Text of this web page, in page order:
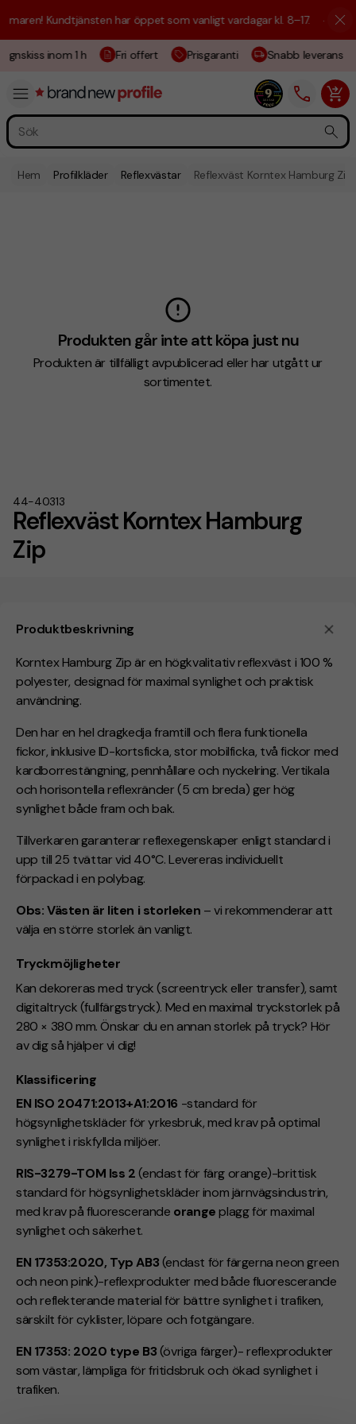
Kundtjänsten har öppet som vanligt vardagar kl. 8–17. ☀️ Vi är
inom 1 h Fri offert Prisgaranti Snabb leverans
Hem Profilkläder Reflexvästar Reflexväst Korntex Hamburg Zip
Reflexväst Korntex Hamburg
Zip
44-40313
Produkten går inte att köpa just nu
Produkten är tillfälligt avpublicerad eller har utgått ur
sortimentet.
Produktbeskrivning
Korntex Hamburg Zip är en högkvalitativ reflexväst i 100 %
polyester, designad för maximal synlighet och praktisk
användning.
Den har en hel dragkedja framtill och flera funktionella
fickor, inklusive ID-kortsficka, stor mobilficka, två fickor med
kardborrestängning, pennhållare och nyckelring. Vertikala
och horisontella reflexränder (5 cm breda) ger hög
synlighet både fram och bak.
Tillverkaren garanterar reflexegenskaper enligt standard i
upp till 25 tvättar vid 40°C. Levereras individuellt
förpackad i en polybag.
Obs: Västen är liten i storleken – vi rekommenderar att
välja en större storlek än vanligt.
Tryckmöjligheter
Kan dekoreras med tryck (screentryck eller transfer), samt
digitaltryck (fullfärgstryck). Med en maximal tryckstorlek på
280 × 380 mm. Önskar du en annan storlek på tryck? Hör
av dig så hjälper vi dig!
Klassificering
EN ISO 20471:2013+A1:2016 -standard för
högsynlighetskläder för yrkesbruk, med krav på optimal
synlighet i riskfyllda miljöer.
RIS-3279-TOM Iss 2(endast för färg orange)-brittisk
standard för högsynlighetskläder inom järnvägsindustrin,
med krav på fluorescerande orangeplagg för maximal
synlighet och säkerhet.
EN 17353:2020, Typ AB3(endast för färgerna neon green
och neon pink)-reflexprodukter med både fluorescerande
och reflekterande material för bättre synlighet i trafiken,
särskilt för cyklister, löpare och fotgängare.
EN 17353: 2020 type B3(övriga färger)- reflexprodukter
som västar, lämpliga för fritidsbruk och ökad synlighet i
trafiken.